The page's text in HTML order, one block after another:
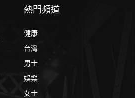
熱門頻道
健康
台灣
男士
娛樂
女士